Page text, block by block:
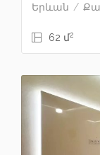
Երևան
62 մ2